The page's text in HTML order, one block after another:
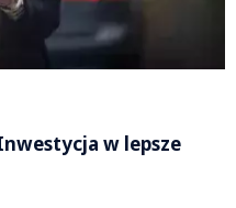
w lepsze